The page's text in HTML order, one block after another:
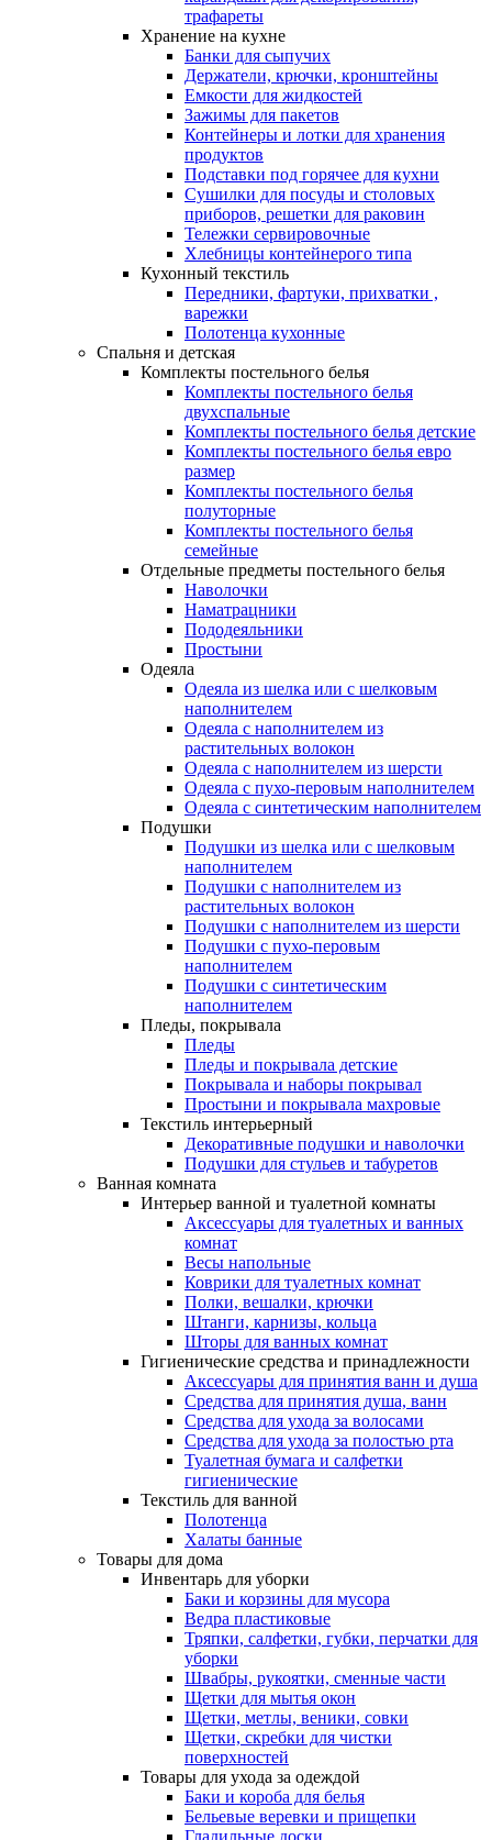
трафареты
Хранение на кухне
Банки для сыпучих
Держатели, крючки, кронштейны
Емкости для жидкостей
Зажимы для пакетов
Контейнеры и лотки для хранения
продуктов
Подставки под горячее для кухни
Сушилки для посуды и столовых
приборов, решетки для раковин
Тележки сервировочные
Хлебницы контейнерого типа
Кухонный текстиль
Передники, фартуки, прихватки ,
варежки
Полотенца кухонные
Спальня и детская
Комплекты постельного белья
Комплекты постельного белья
двухспальные
Комплекты постельного белья детские
Комплекты постельного белья евро
размер
Комплекты постельного белья
полуторные
Комплекты постельного белья
семейные
Отдельные предметы постельного белья
Наволочки
Наматрацники
Пододеяльники
Простыни
Одеяла
Одеяла из шелка или с шелковым
наполнителем
Одеяла с наполнителем из
растительных волокон
Одеяла с наполнителем из шерсти
Одеяла с пухо-перовым наполнителем
Одеяла с синтетическим наполнителем
Подушки
Подушки из шелка или с шелковым
наполнителем
Подушки с наполнителем из
растительных волокон
Подушки с наполнителем из шерсти
Подушки с пухо-перовым
наполнителем
Подушки с синтетическим
наполнителем
Пледы, покрывала
Пледы
Пледы и покрывала детские
Покрывала и наборы покрывал
Простыни и покрывала махровые
Текстиль интерьерный
Декоративные подушки и наволочки
Подушки для стульев и табуретов
Ванная комната
Интерьер ванной и туалетной комнаты
Аксессуары для туалетных и ванных
комнат
Весы напольные
Коврики для туалетных комнат
Полки, вешалки, крючки
Штанги, карнизы, кольца
Шторы для ванных комнат
Гигиенические средства и принадлежности
Аксессуары для принятия ванн и душа
Средства для принятия душа, ванн
Средства для ухода за волосами
Средства для ухода за полостью рта
Туалетная бумага и салфетки
гигиенические
Текстиль для ванной
Полотенца
Халаты банные
Товары для дома
Инвентарь для уборки
Баки и корзины для мусора
Ведра пластиковые
Тряпки, салфетки, губки, перчатки для
уборки
Швабры, рукоятки, сменные части
Щетки для мытья окон
Щетки, метлы, веники, совки
Щетки, скребки для чистки
поверхностей
Товары для ухода за одеждой
Баки и короба для белья
Бельевые веревки и прищепки
Гладильные доски